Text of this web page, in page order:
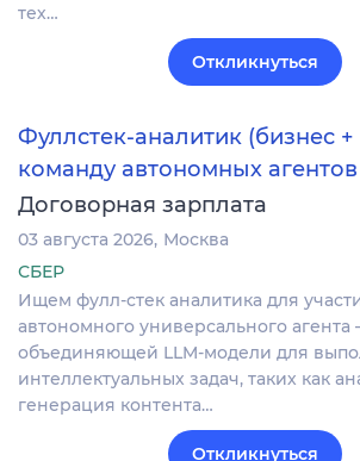
тех…
Откликнуться
Фуллстек-аналитик (бизнес +
команду автономных агентов
Договорная зарплата
03 августа 2026 Москва
СБЕР
Ищем фулл-стек аналитика для
автономного универсального
объединяющей LLM-модели для
интеллектуальных задач, таких как
генерация контента…
Откликнуться